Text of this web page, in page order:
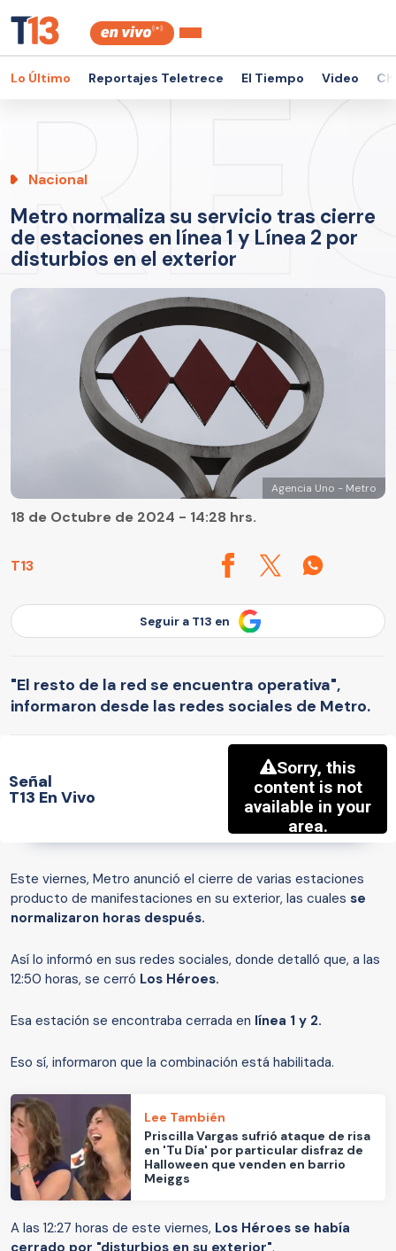
Lo Último Reportajes Teletrece El Tiempo Video
Nacional
Metro normaliza su servicio tras cierre
de estaciones en línea 1 y Línea 2 por
disturbios en el exterior
Agencia Uno - Metro
T13
18 de Octubre de 2024 - 14:28 hrs.
Seguir a T13 en
"El resto de la red se encuentra operativa",
informaron desde las redes sociales de Metro.
Señal
T13 En Vivo
Este viernes, Metro anunció el cierre de varias estaciones
producto de manifestaciones en su exterior, las cuales se
normalizaron horas después.
Así lo informó en sus redes sociales, donde detalló que, a las
12:50 horas, se cerró Los Héroes.
Esa estación se encontraba cerrada en línea 1 y 2.
Eso sí, informaron que la combinación está habilitada.
Lee También
Priscilla Vargas sufrió ataque de risa
en 'Tu Día' por particular disfraz de
Halloween que venden en barrio
Meiggs
A las 12:27 horas de este viernes, Los Héroes se había